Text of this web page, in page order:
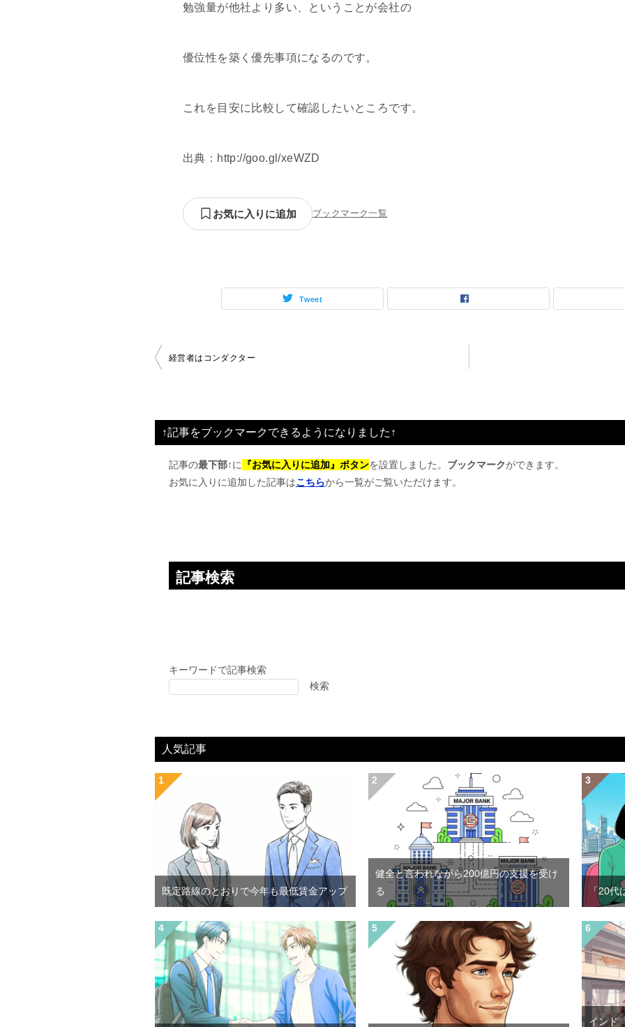
勉強量が他社より多い、ということが会社の
優位性を築く優先事項になるのです。
これを目安に比較して確認したいところです。
出典：http://goo.gl/xeWZD
お気に入りに追加 ブックマーク一覧
Tweet
投
ビ
ゲ
ー
シ
経営者はコンダクター
↑記事をブックマークできるようになりました↑
記事の最下部↑に 『お気に入りに追加』ボタンを設置しました。 ブックマークができます。
お気に入りに追加した記事はこちらから一覧がご覧いただけます。
記事検索
キーワードで記事検索
検索
人気記事
既定路線のとおりで今年も最低賃金アップ
健全と言われながら200億円の支援を受け
る
「20
インド